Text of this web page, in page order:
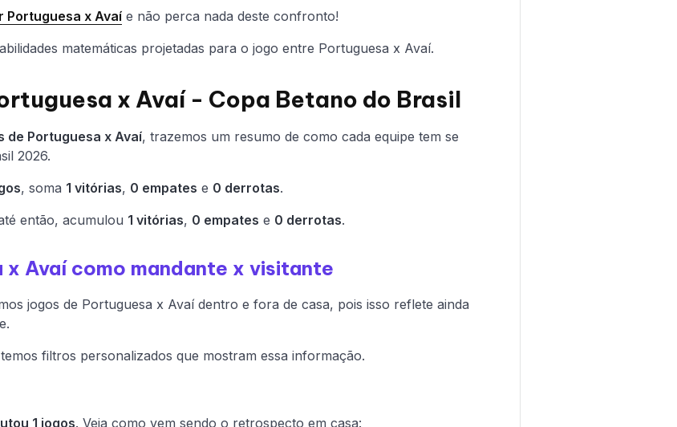
Portuguesa x Avaí e não perca nada deste confronto!
matemáticas projetadas para o jogo entre Portuguesa x Avaí.
x Avaí - Copa Betano do Brasil
de Portuguesa x Avaí, trazemos um resumo de como cada equipe tem se
2026.
, soma 1 vitórias, 0 empates e 0 derrotas.
então, acumulou 1 vitórias, 0 empates e 0 derrotas.
Avaí como mandante x visitante
jogos de Portuguesa x Avaí dentro e fora de casa, pois isso reflete ainda
filtros personalizados que mostram essa informação.
1 jogos. Veja como vem sendo o retrospecto em casa: